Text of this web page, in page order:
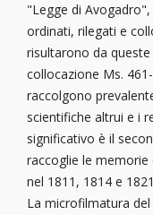
"Legge di
ordinati, rilegati e
risultarono da
collocazione Ms.
raccolgono
scientifiche altrui e i
significativo è il
raccoglie le
nel 1811, 1814 e
La microfilmatura